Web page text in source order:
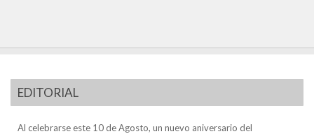
EDITORIAL
Al celebrarse este 10 de Agosto, un nuevo aniversario del